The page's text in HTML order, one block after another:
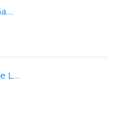
CIC Lagny-Sur-Marne 12 Rue Gambetta
CIC Lagny-Sur-Marne 9 Place de L'hôtel de Ville